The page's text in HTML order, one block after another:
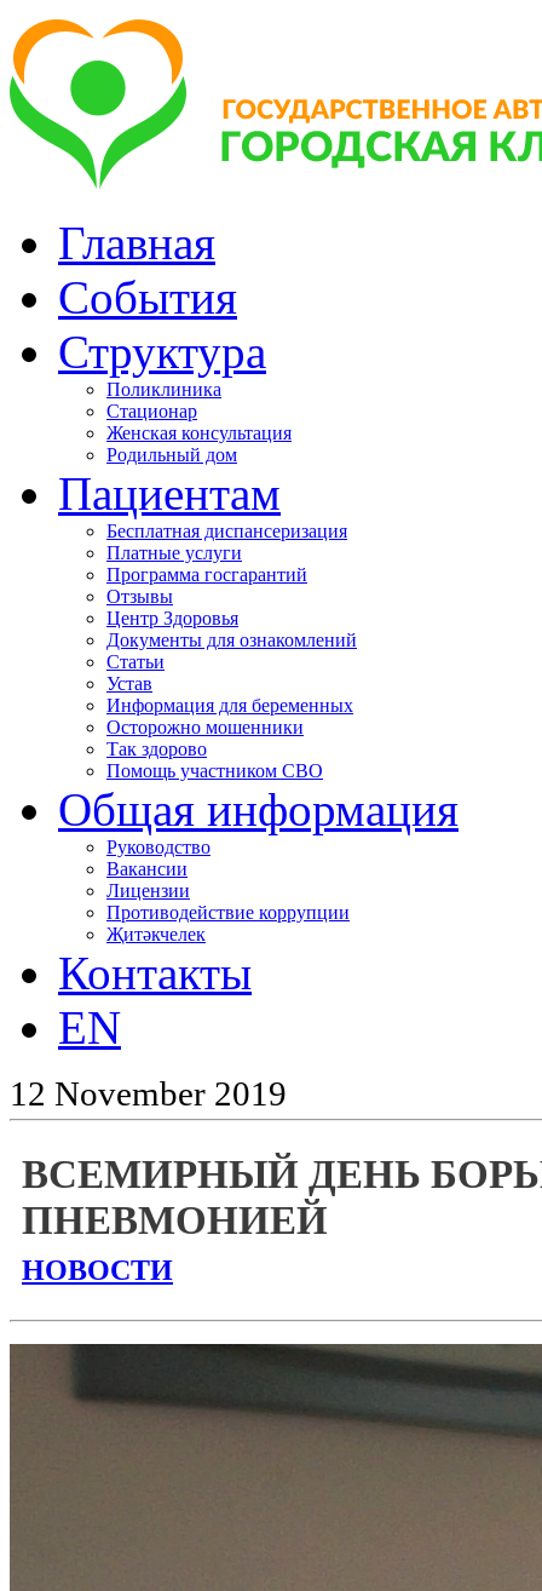
Главная
События
Структура
Поликлиника
Стационар
Женская консультация
Родильный дом
Пациентам
Бесплатная диспансеризация
Платные услуги
Программа госгарантий
Отзывы
Центр Здоровья
Документы для ознакомлений
Статьи
Устав
Информация для беременных
Осторожно мошенники
Так здорово
Помощь участником СВО
Общая информация
Руководство
Вакансии
Лицензии
Противодействие коррупции
Җитәкчелек
Контакты
EN
12 November 2019
ВСЕМИРНЫЙ ДЕНЬ
ПНЕВМОНИЕЙ
НОВОСТИ